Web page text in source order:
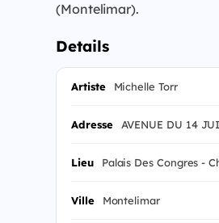
(Montelimar).
Details
Artiste Michelle Torr
Adresse AVENUE DU 14
Lieu Palais Des Congres -
Ville Montelimar